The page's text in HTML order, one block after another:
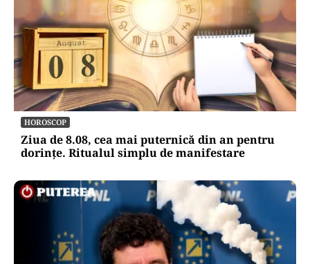
HOROSCOP
Ziua de 8.08, cea mai puternică din an pentru
dorințe. Ritualul simplu de manifestare